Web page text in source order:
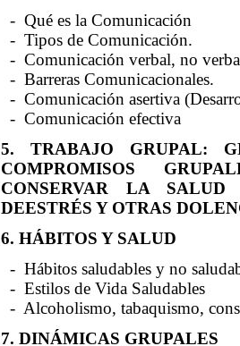
- Qué es la Comunicación
- Tipos de Comunicación.
- Comunicación verbal, no
- Barreras Comunicacionales.
- Comunicación asertiva
- Comunicación efectiva
5. TRABAJO GRUPAL:
COMPROMISOS
CONSERVAR LA
DEESTRÉS Y OTRAS
6. HÁBITOS Y SALUD
- Hábitos saludables y no
- Estilos de Vida Saludables
- Alcoholismo, tabaquismo,
7. DINÁMICAS GRUPALES